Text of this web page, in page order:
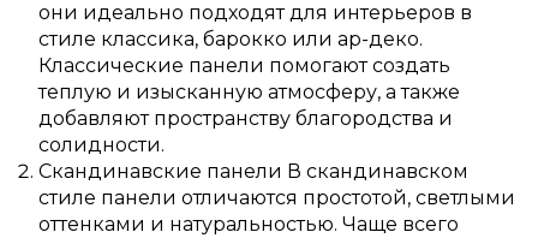
они идеально подходят для интерьеров в
стиле классика, барокко или ар-деко.
Классические панели помогают создать
теплую и изысканную атмосферу, а также
добавляют пространству благородства и
солидности.
Скандинавские панели В скандинавском
стиле панели отличаются простотой, светлыми
оттенками и натуральностью. Чаще всего